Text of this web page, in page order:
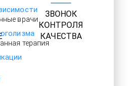
врачи
терапия
ЗВОНОК
КОНТРОЛЯ
КАЧЕСТВА